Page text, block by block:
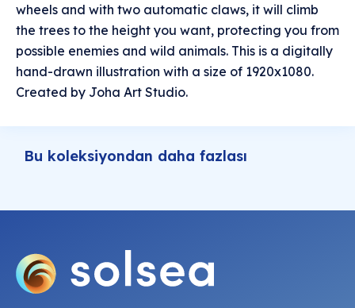
wheels and with two automatic claws, it will climb
the trees to the height you want, protecting you from
possible enemies and wild animals. This is a digitally
hand-drawn illustration with a size of 1920x1080.
Created by Joha Art Studio.
Bu koleksiyondan daha fazlası